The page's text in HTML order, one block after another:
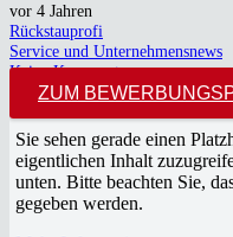
vor 4 Jahren
Rückstauprofi
Service und Unternehmensnews
Keine Kommentare
ZUM
Sie sehen gera­de einen
eigent­li­chen Inhalt
unten. Bit­te beach­ten Sie,
ge­ge­ben wer­den.